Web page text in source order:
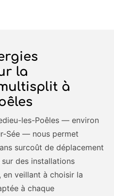
la
à
les-Poêles — environ
Sée — nous permet
surcoût de déplacement
des installations
veillant à choisir la
à chaque